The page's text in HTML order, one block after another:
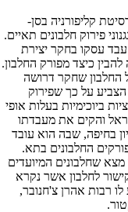
קליפורניה בסן-
פירוק חלבונים תאיים.
עסקו בחקר יצירת
כיצד מפורק החלבון.
החלבון שחקר דרושה
על כך שפירוק
ביוכימיות בעלות אופי
1972 חזר לישראל והקים את מעבדתו
בחיפה, שבה הוא עובד
החלבונים בתא.
שחלבונים המיועדים
לחלבון אשר נקרא
לו רבות אהרן צ'חנובר,